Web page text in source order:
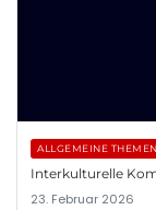
ALLGEMEINE THEMEN
Interkulturelle
23. Februar 2026